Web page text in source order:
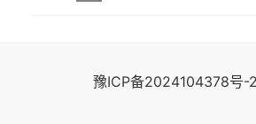
豫ICP备2024104378号-2